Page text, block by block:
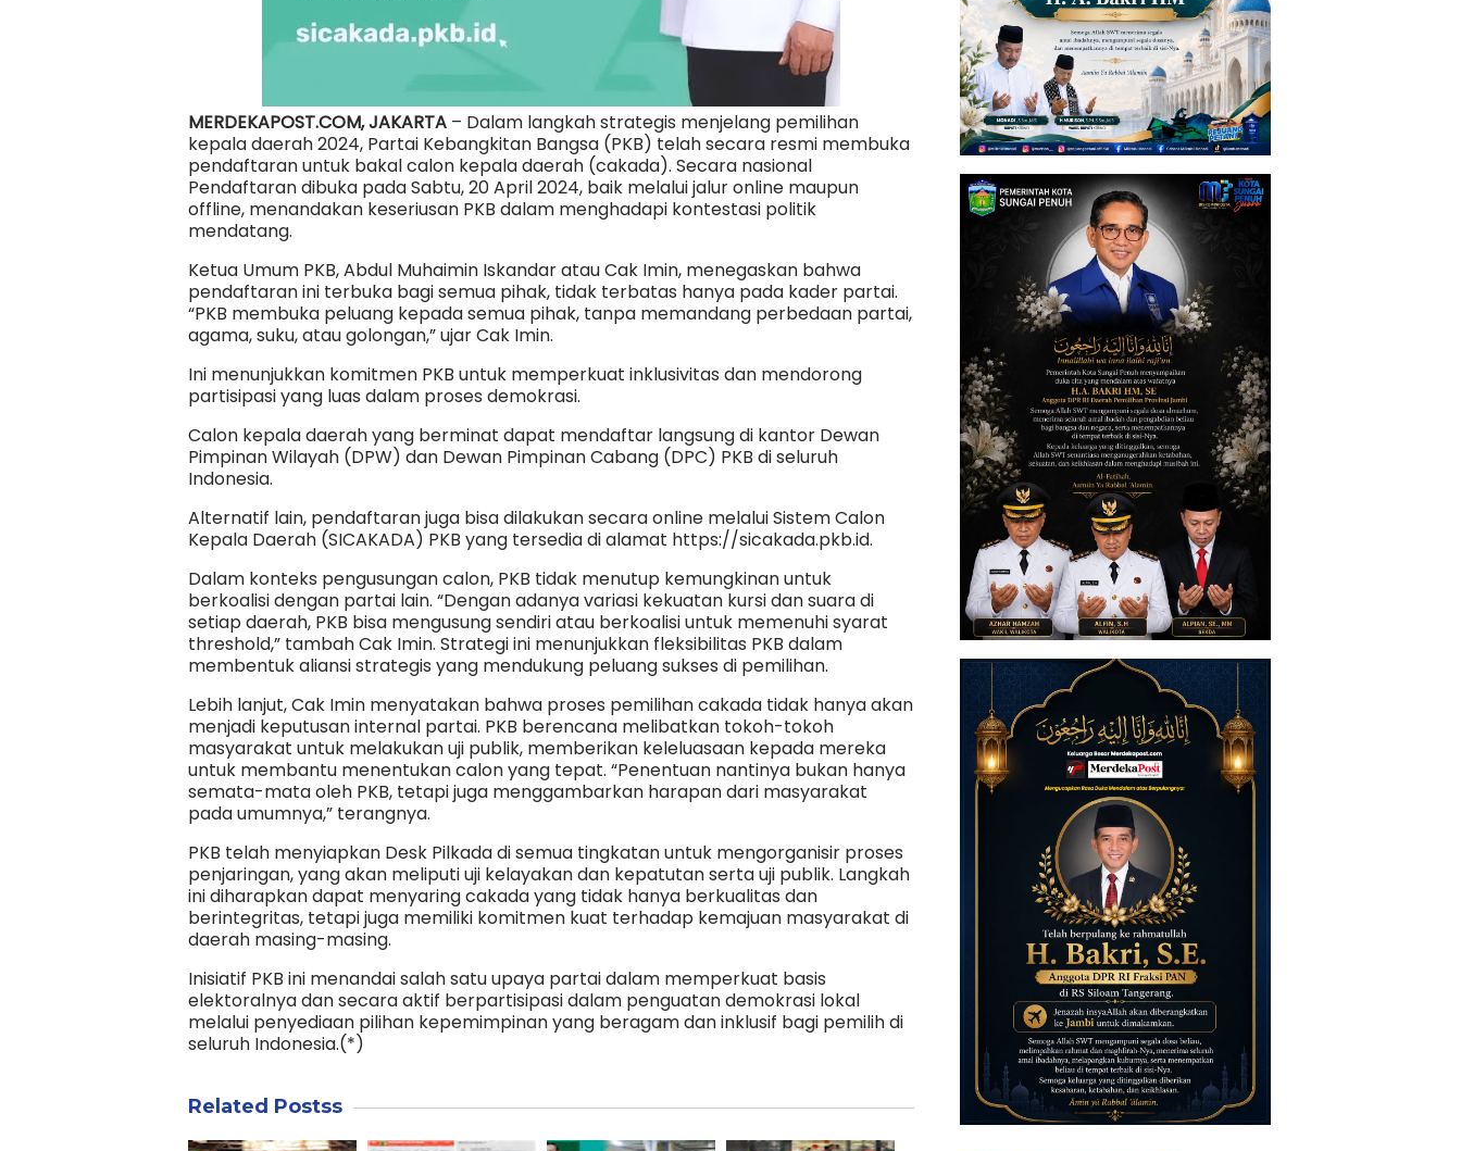
MERDEKAPOST.COM, JAKARTA – Dalam langkah strategis menjelang pemilihan
kepala daerah 2024, Partai Kebangkitan Bangsa (PKB) telah secara resmi membuka
pendaftaran untuk bakal calon kepala daerah (cakada). Secara nasional
Pendaftaran dibuka pada Sabtu, 20 April 2024, baik melalui jalur online maupun
offline, menandakan keseriusan PKB dalam menghadapi kontestasi politik
mendatang.
Ketua Umum PKB, Abdul Muhaimin Iskandar atau Cak Imin, menegaskan bahwa
pendaftaran ini terbuka bagi semua pihak, tidak terbatas hanya pada kader partai.
“PKB membuka peluang kepada semua pihak, tanpa memandang perbedaan partai,
agama, suku, atau golongan,” ujar Cak Imin.
Ini menunjukkan komitmen PKB untuk memperkuat inklusivitas dan mendorong
partisipasi yang luas dalam proses demokrasi.
Calon kepala daerah yang berminat dapat mendaftar langsung di kantor Dewan
Pimpinan Wilayah (DPW) dan Dewan Pimpinan Cabang (DPC) PKB di seluruh
Indonesia.
Alternatif lain, pendaftaran juga bisa dilakukan secara online melalui Sistem Calon
Kepala Daerah (SICAKADA) PKB yang tersedia di alamat https://sicakada.pkb.id.
Dalam konteks pengusungan calon, PKB tidak menutup kemungkinan untuk
berkoalisi dengan partai lain. “Dengan adanya variasi kekuatan kursi dan suara di
setiap daerah, PKB bisa mengusung sendiri atau berkoalisi untuk memenuhi syarat
threshold,” tambah Cak Imin. Strategi ini menunjukkan fleksibilitas PKB dalam
membentuk aliansi strategis yang mendukung peluang sukses di pemilihan.
Lebih lanjut, Cak Imin menyatakan bahwa proses pemilihan cakada tidak hanya akan
menjadi keputusan internal partai. PKB berencana melibatkan tokoh-tokoh
masyarakat untuk melakukan uji publik, memberikan keleluasaan kepada mereka
untuk membantu menentukan calon yang tepat. “Penentuan nantinya bukan hanya
semata-mata oleh PKB, tetapi juga menggambarkan harapan dari masyarakat
pada umumnya,” terangnya.
PKB telah menyiapkan Desk Pilkada di semua tingkatan untuk mengorganisir proses
penjaringan, yang akan meliputi uji kelayakan dan kepatutan serta uji publik. Langkah
ini diharapkan dapat menyaring cakada yang tidak hanya berkualitas dan
berintegritas, tetapi juga memiliki komitmen kuat terhadap kemajuan masyarakat di
daerah masing-masing.
Inisiatif PKB ini menandai salah satu upaya partai dalam memperkuat basis
elektoralnya dan secara aktif berpartisipasi dalam penguatan demokrasi lokal
melalui penyediaan pilihan kepemimpinan yang beragam dan inklusif bagi pemilih di
seluruh Indonesia.(*)
Related Postss